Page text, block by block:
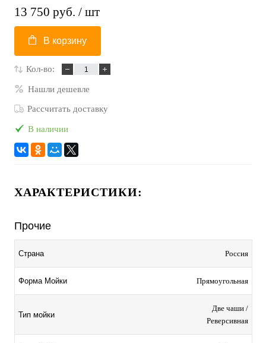
13 750 руб. / шт
В корзину
Кол-во:
Нашли дешевле
Рассчитать доставку
В наличии
ХАРАКТЕРИСТИКИ:
Прочие
Страна Россия
Форма Мойки Прямоугольная
Тип мойки
Две чаши /
Реверсивная